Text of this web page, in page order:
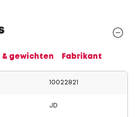
& gewichten Fabrikant
10022821
JD